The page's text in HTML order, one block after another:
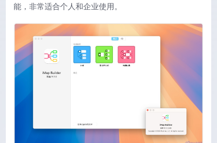
能，非常适合个人和企业使用。